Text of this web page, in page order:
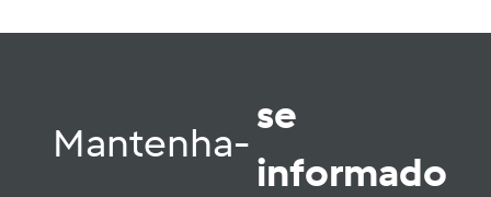
Mantenha-
se
informado